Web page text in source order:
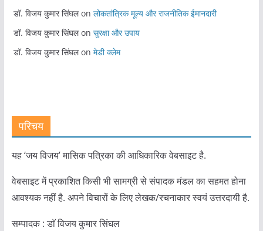
डॉ. विजय कुमार सिंघलon लोकतांत्रिक मूल्य और राजनीतिक ईमानदारी
डॉ. विजय कुमार सिंघलon सुरक्षा और उपाय
डॉ. विजय कुमार सिंघलon मेडी क्लेम
परिचय
यह ‘जय विजय’ मासिक पत्रिका की आधिकारिक वेबसाइट है.
वेबसाइट में प्रकाशित किसी भी सामग्री से संपादक मंडल का सहमत होना
आवश्यक नहीं है. अपने विचारों के लिए लेखक/रचनाकार स्वयं उत्तरदायी है.
सम्पादक : डाॅ विजय कुमार सिंघल